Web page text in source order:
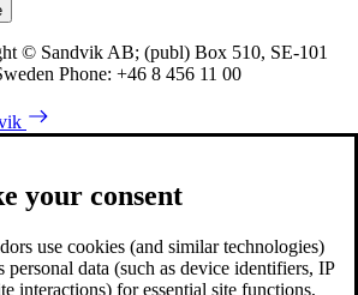
© Sandvik AB; (publ) Box 510, SE-101
Phone: +46 8 456 11 00
your consent
use cookies (and similar technologies)
personal data (such as device identifiers, IP
interactions) for essential site functions,